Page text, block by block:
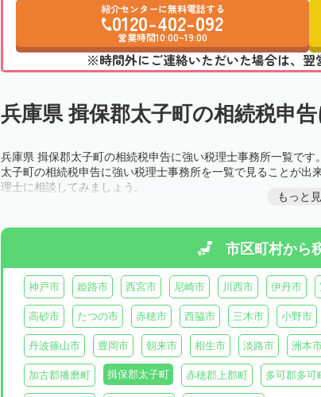
紹介センターに無料電話する
0120-402-092
営業時間10:00~19:00
※時間外にご連絡いただいた場合は、翌
兵庫県 揖保郡太子町の相続税申
兵庫県 揖保郡太子町の相続税申告に強い税理士事務所一覧で
太子町の相続税申告に強い税理士事務所を一覧で見ることが
理士に相談してみましょう。
もっと
市区町村から
神戸市 姫路市 西宮市 尼崎市 川西市 伊丹市
高砂市 たつの市 赤穂市 西脇市 三木市 小野市
丹波篠山市 豊岡市 朝来市 相生市 淡路市 洲本
加古郡播磨町 揖保郡太子町 赤穂郡上郡町 多可郡多可